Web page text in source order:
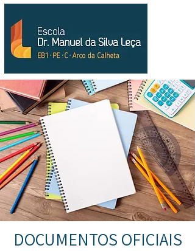
DOCUMENTOS OFICIAIS